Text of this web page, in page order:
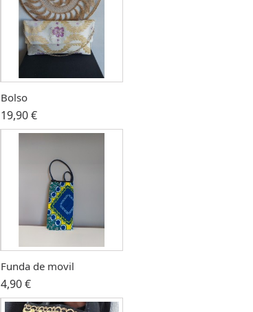
Bolso
19,90 €
Funda de movil
4,90 €